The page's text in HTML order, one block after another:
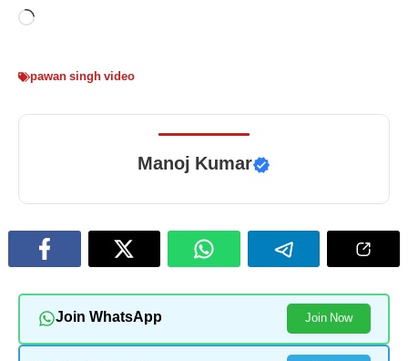
Loading…
pawan singh video
Manoj Kumar
Join WhatsApp Join Now